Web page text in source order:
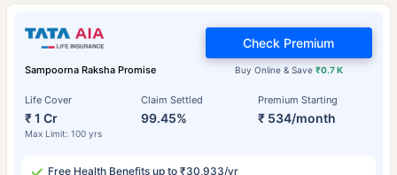
Sampoorna Raksha Promise
Life Cover
₹ 1 Cr
Max Limit: 100 yrs
Claim Settled
99.45%
Premium Starting
₹ 534/month
Buy Online & Save ₹0.7 K
Check Premium
Free Health Benefits up to ₹30,933/yr